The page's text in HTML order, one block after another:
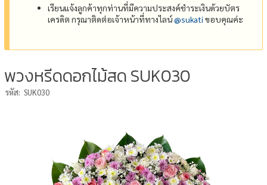
เรียนแจ้งลูกค้าทุกท่านที่มีความประสงค์ชำระเงินด้วยบัตร
เครดิต กรุณาติดต่อเจ้าหน้าที่ทางไลน์@‌sukati ขอบคุณค่ะ
พวงหรีดดอกไม้สด SUK030
รหัส: SUK030